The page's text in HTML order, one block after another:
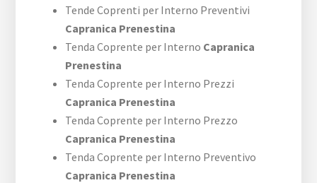
Tende Coprenti per Interno Preventivi
Capranica Prenestina
Tenda Coprente per Interno Capranica
Prenestina
Tenda Coprente per Interno Prezzi
Capranica Prenestina
Tenda Coprente per Interno Prezzo
Capranica Prenestina
Tenda Coprente per Interno Preventivo
Capranica Prenestina